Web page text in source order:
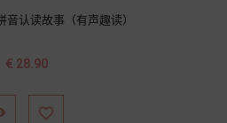
音认读故事（有声趣读）
价
€ 28.90
